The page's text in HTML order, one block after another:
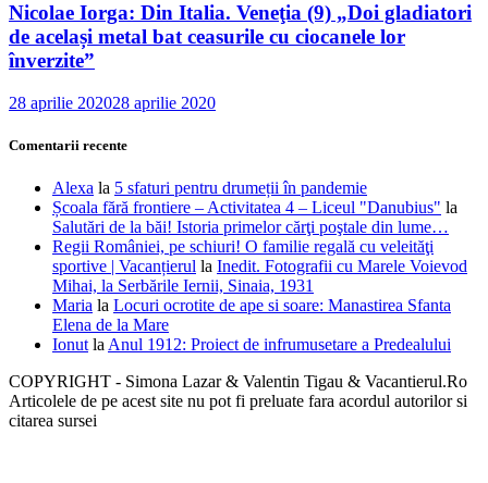
Nicolae Iorga: Din Italia. Veneţia (9) „Doi gladiatori
de același metal bat ceasurile cu ciocanele lor
înverzite”
28 aprilie 202028 aprilie 2020
Comentarii recente
Alexa la 5 sfaturi pentru drumeții în pandemie
Școala fără frontiere – Activitatea 4 – Liceul "Danubius" la
Salutări de la băi! Istoria primelor cărţi poştale din lume…
Regii României, pe schiuri! O familie regală cu veleităţi
sportive | Vacanțierul la Inedit. Fotografii cu Marele Voievod
Mihai, la Serbările Iernii, Sinaia, 1931
Maria la Locuri ocrotite de ape si soare: Manastirea Sfanta
Elena de la Mare
Ionut la Anul 1912: Proiect de infrumusetare a Predealului
COPYRIGHT - Simona Lazar & Valentin Tigau & Vacantierul.Ro
Articolele de pe acest site nu pot fi preluate fara acordul autorilor si
citarea sursei